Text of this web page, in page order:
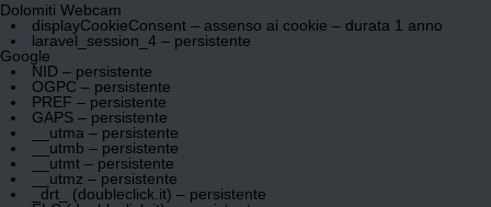
Dolomiti Webcam
displayCookieConsent – assenso ai cookie – durata 1 anno
laravel_session_4 – persistente
Google
NID – persistente
OGPC – persistente
PREF – persistente
GAPS – persistente
__utma – persistente
__utmb – persistente
__utmt – persistente
__utmz – persistente
_drt_ (doubleclick.it) – persistente